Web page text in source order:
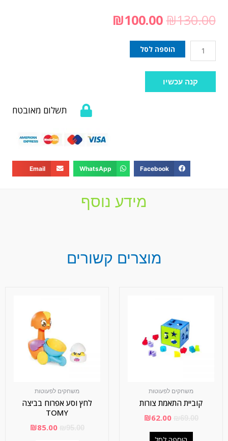
₪130.00
₪100.00
הוספה לסל
קנה עכשיו
תשלום מאובטח
Facebook
WhatsApp
Email
מידע נוסף
מוצרים קשורים
משחקים לפעוטות
קוביית התאמת צורות
₪62.00
משחקים לפעוטות
לחץ וסע אפרוח בביצה
TOMY
₪85.00